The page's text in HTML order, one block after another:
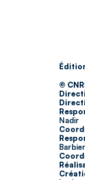
©
Nadir